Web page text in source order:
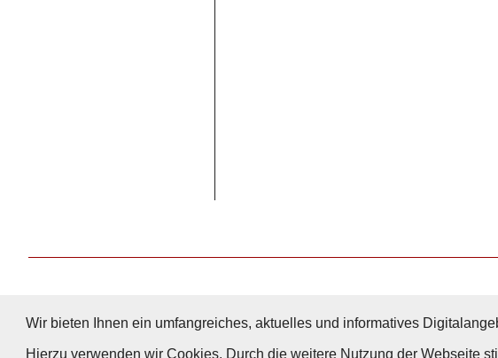
Wir bieten Ihnen ein umfangreiches, aktuelles und informatives
Hierzu verwenden wir Cookies. Durch die weitere Nutzung der Webseite